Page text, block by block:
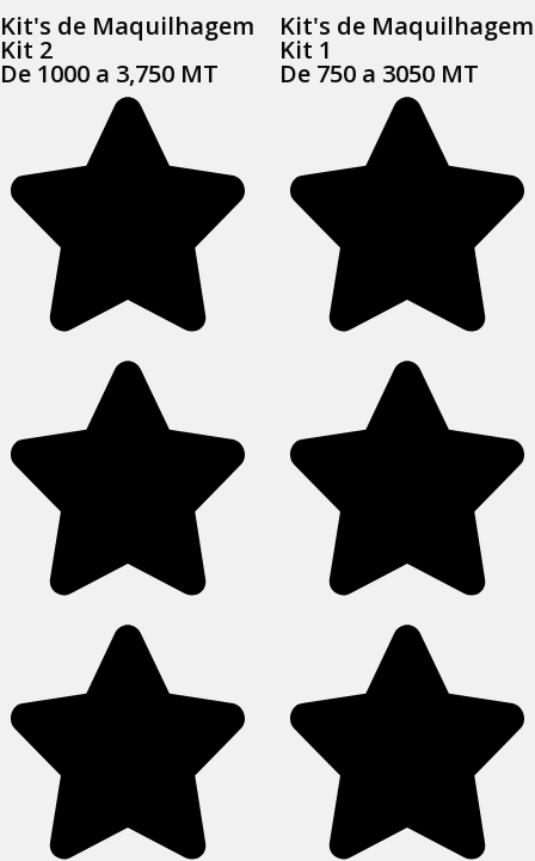
Kit's de Maquilhagem
Kit 2
De 1000 a 3,750 MT
Kit's de Maquilhagem
Kit 1
De 750 a 3050 MT